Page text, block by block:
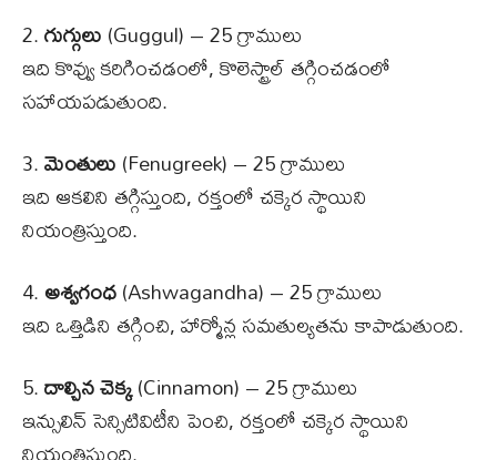
2.గుగ్గులు(Guggul) – 25 గ్రాములు
ఇది కొవ్వు కరిగించడంలో, కొలెస్ట్రాల్ తగ్గించడంలో
సహాయపడుతుంది.
3.మెంతులు(Fenugreek) – 25 గ్రాములు
ఇది ఆకలిని తగ్గిస్తుంది, రక్తంలో చక్కెర స్థాయిని
నియంత్రిస్తుంది.
4.అశ్వగంధ(Ashwagandha) – 25 గ్రాములు
ఇది ఒత్తిడిని తగ్గించి, హార్మోన్ల సమతుల్యతను కాపాడుతుంది.
5.దాల్చిన చెక్క(Cinnamon) – 25 గ్రాములు
ఇన్సులిన్ సెన్సిటివిటీని పెంచి, రక్తంలో చక్కెర స్థాయిని